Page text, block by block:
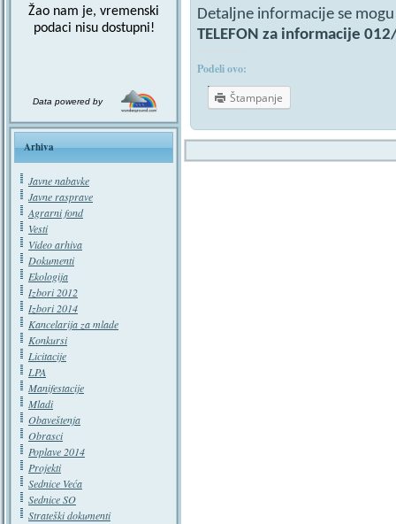
Žao nam je, vremenski
podaci nisu dostupni!
Data powered by
Arhiva
Javne nabavke
Javne rasprave
Agrarni fond
Vesti
Video arhiva
Dokumenti
Ekologija
Izbori 2012
Izbori 2014
Kancelarija za mlade
Konkursi
Licitacije
LPA
Manifestacije
Mladi
Obaveštenja
Obrasci
Poplave 2014
Projekti
Sednice Veća
Sednice SO
Strateški dokumenti
Detaljne informacije se
TELEFON za informacije
Podeli ovo:
Štampanje